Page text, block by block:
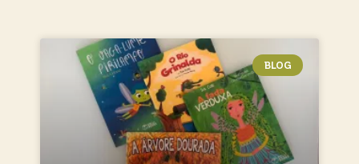
BLOG